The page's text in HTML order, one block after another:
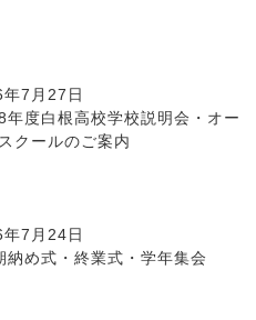
7月27日
年度白根高校学校説明会・オー
クールのご案内
7月24日
納め式・終業式・学年集会